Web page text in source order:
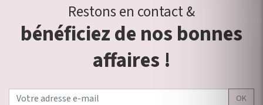
Restons en contact &
bénéficiez de nos bonnes
affaires !
OK